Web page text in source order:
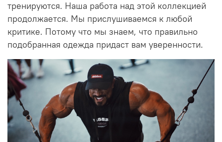
тренируются. Наша работа над этой коллекцией
продолжается. Мы прислушиваемся к любой
критике. Потому что мы знаем, что правильно
подобранная одежда придаст вам уверенности.